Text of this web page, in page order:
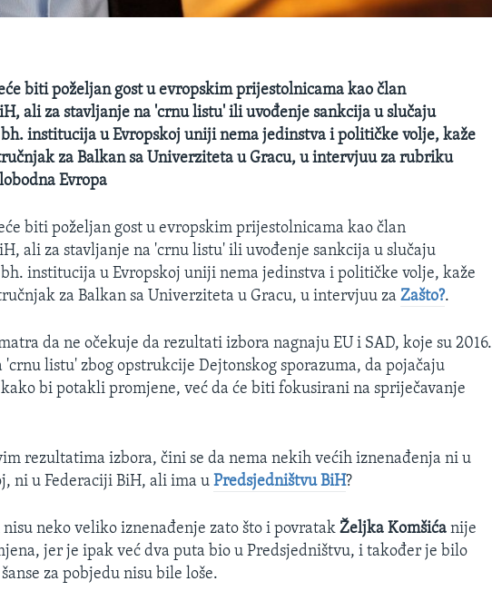
biti poželjan gost u evropskim prijestolnicama kao član
ali za stavljanje na 'crnu listu' ili uvođenje sankcija u slučaju
institucija u Evropskoj uniji nema jedinstva i političke volje, kaže
za Balkan sa Univerziteta u Gracu, u intervjuu za rubriku
Evropa
biti poželjan gost u evropskim prijestolnicama kao član
ali za stavljanje na 'crnu listu' ili uvođenje sankcija u slučaju
institucija u Evropskoj uniji nema jedinstva i političke volje, kaže
za Balkan sa Univerziteta u Gracu, u intervjuu zaZašto?.
da ne očekuje da rezultati izbora nagnaju EU i SAD, koje su 2016.
'crnu listu' zbog opstrukcije Dejtonskog sporazuma, da pojačaju
bi potakli promjene, već da će biti fokusirani na spriječavanje
rezultatima izbora, čini se da nema nekih većih iznenađenja ni u
ni u Federaciji BiH, ali ima uPredsjedništvu BiH?
neko veliko iznenađenje zato što i povratakŽeljka Komšića nije
jer je ipak već dva puta bio u Predsjedništvu, i također je bilo
za pobjedu nisu bile loše.